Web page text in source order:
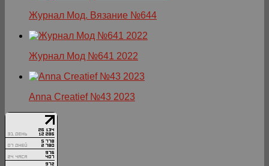
Журнал Мод. Вязание №644
Журнал Мод №641 2022
Anna Creatief №43 2023